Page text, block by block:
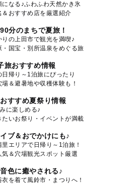
になる♪ふわふわ天然かき氷
＆おすすめ店を厳選紹介
分のまちで夏旅！
りの上田市で観光を満喫♪
・国宝・別所温泉をめぐる旅
旅おすすめ情報
日帰り～1泊旅にぴったり
＆避暑地や収穫体験も！
おすすめ夏祭り情報
に楽しめる♪
たいお祭り・イベントが満載
ブ＆おでかけにも♪
里エリアで日帰り～1泊旅！
気＆穴場観光スポット厳選
色に癒やされる♪
衣を着て風鈴市・まつりへ！